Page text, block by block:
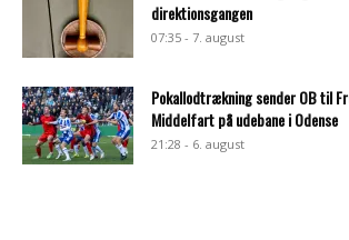
direktionsgangen
07:35 - 7. august
Pokallodtrækning sender OB til
Middelfart på udebane i Odense
21:28 - 6. august